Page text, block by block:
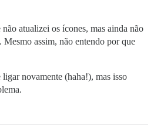
atualizei os ícones, mas ainda não
assim, não entendo por que
novamente (haha!), mas isso